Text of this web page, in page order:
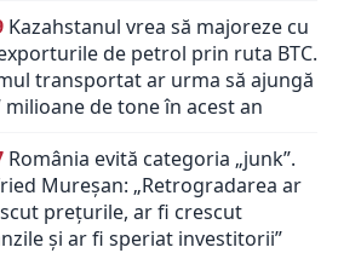
Kazahstanul vrea să majoreze cu
de petrol prin ruta BTC.
transportat ar urma să ajungă
milioane de tone în acest an
România evită categoria „junk”.
Mureșan: „Retrogradarea ar
preţurile, ar fi crescut
şi ar fi speriat investitorii”